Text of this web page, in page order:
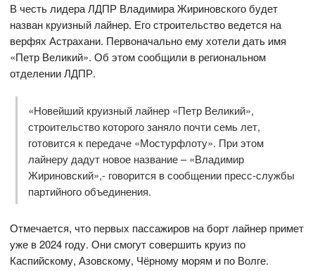
В честь лидера ЛДПР Владимира Жириновского будет
назван круизный лайнер. Его строительство ведется на
верфях Астрахани. Первоначально ему хотели дать имя
«Петр Великий». Об этом сообщили в региональном
отделении ЛДПР.
«Новейший круизный лайнер «Петр Великий»,
строительство которого заняло почти семь лет,
готовится к передаче «Мостурфлоту». При этом
лайнеру дадут новое название – «Владимир
Жириновский»,- говорится в сообщении пресс-службы
партийного объединения.
Отмечается, что первых пассажиров на борт лайнер примет
уже в 2024 году. Они смогут совершить круиз по
Каспийскому, Азовскому, Чёрному морям и по Волге.